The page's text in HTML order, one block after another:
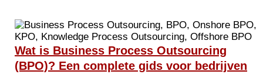
Wat is Business Process Outsourcing
(BPO)? Een complete gids voor bedrijven